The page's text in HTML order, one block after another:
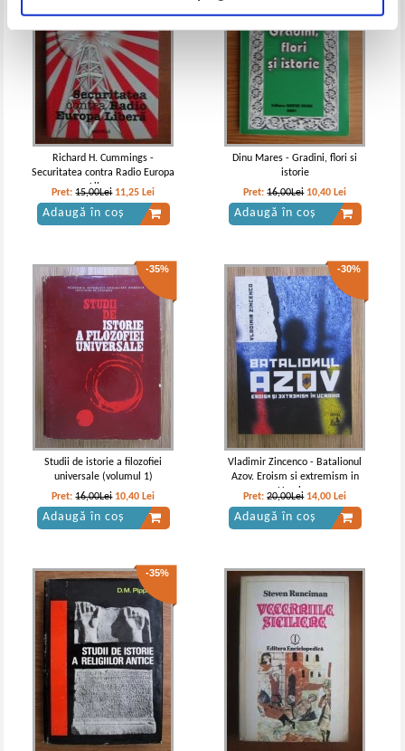
Richard H. Cummings -
Securitatea contra Radio Europa
Libera
Pret:15,00Lei 11,25 Lei
Adaugă în coș
Dinu Mares - Gradini, flori si
istorie
Pret:16,00Lei 10,40 Lei
Adaugă în coș
-35%
Studii de istorie a filozofiei
universale (volumul 1)
Pret:16,00Lei 10,40 Lei
Adaugă în coș
-30%
Vladimir Zincenco - Batalionul
Azov. Eroism si extremism in
Ucraina
Pret:20,00Lei 14,00 Lei
Adaugă în coș
-35%